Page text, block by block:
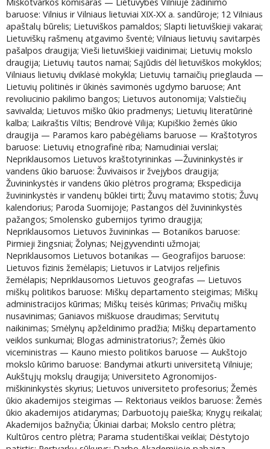
Miškotvarkos komisaras — Lietuvybės Vilniuje žadinimo
baruose: Vilnius ir Vilniaus lietuviai XIX-XX a. sandūroje; 12 Vilniaus
apaštalų būrelis; Lietuviškos pamaldos; Slapti lietuviškieji vakarai;
Lietuviškų rašmenų atgavimo šventė; Vilniaus lietuvių savitarpės
pašalpos draugija; Vieši lietuviškieji vaidinimai; Lietuvių mokslo
draugija; Lietuvių tautos namai; Sąjūdis dėl lietuviškos mokyklos;
Vilniaus lietuvių dviklasė mokykla; Lietuvių tarnaičių prieglauda —
Lietuvių politinės ir ūkinės savimonės ugdymo baruose; Ant
revoliucinio pakilimo bangos; Lietuvos autonomija; Valstiečių
savivalda; Lietuvos miško ūkio pradmenys; Lietuvių literatūrinė
kalba; Laikraštis Viltis; Bendrovė Vilija; Kupiškio žemės ūkio
draugija — Paramos karo pabėgėliams baruose — Kraštotyros
baruose: Lietuvių etnografinė riba; Namudiniai verslai;
Nepriklausomos Lietuvos kraštotyrininkas —Žuvininkystės ir
vandens ūkio baruose: Žuvivaisos ir žvejybos draugija;
Žuvininkystės ir vandens ūkio plėtros programa; Ekspedicija
žuvininkystės ir vandenų būklei tirti; Žuvų matavimo stotis; Žuvų
kalendorius; Paroda Suomijoje; Pastangos dėl žuvininkystės
pažangos; Smolensko gubernijos tyrimo draugija;
Nepriklausomos Lietuvos žuvininkas — Botanikos baruose:
Pirmieji žingsniai; Žolynas; Neįgyvendinti užmojai;
Nepriklausomos Lietuvos botanikas — Geografijos baruose:
Lietuvos fizinis žemėlapis; Lietuvos ir Latvijos reljefinis
žemėlapis; Nepriklausomos Lietuvos geografas — Lietuvos
miškų politikos baruose: Miškų departamento steigimas; Miškų
administracijos kūrimas; Miškų teisės kūrimas; Privačių miškų
nusavinimas; Ganiavos miškuose draudimas; Servitutų
naikinimas; Smėlynų apželdinimo pradžia; Miškų departamento
veiklos sunkumai; Blogas administratorius?; Žemės ūkio
viceministras — Kauno miesto politikos baruose — Aukštojo
mokslo kūrimo baruose: Bandymai atkurti universitetą Vilniuje;
Aukštųjų mokslų draugija; Universiteto Agronomijos-
miškininkystės skyrius; Lietuvos universiteto profesorius; Žemės
ūkio akademijos steigimas — Rektoriaus veiklos baruose: Žemės
ūkio akademijos atidarymas; Darbuotojų paieška; Knygų reikalai;
Akademijos bažnyčia; Ūkiniai darbai; Mokslo centro plėtra;
Kultūros centro plėtra; Parama studentiškai veiklai; Dėstytojo